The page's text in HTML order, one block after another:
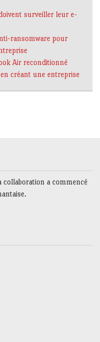
surveiller leur e-
ransomware pour
Air reconditionné
créant une entreprise
collaboration a commencé